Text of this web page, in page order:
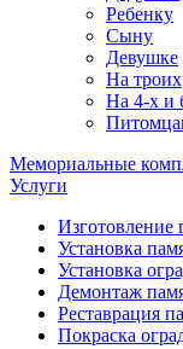
Ребенку
Сыну
Девушке
На троих
На 4-х и
Мемориальные
Услуги
Изготовление
Установка
Установка
Демонтаж
Реставрация
Покраска